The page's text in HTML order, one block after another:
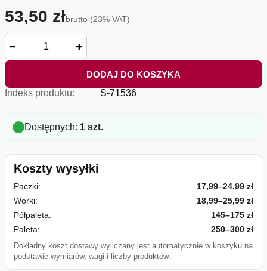
53,50 złbrutto (23% VAT)
− +
DODAJ DO KOSZYKA
Indeks produktu:
S-71536
Dostępnych: 1 szt.
Koszty wysyłki
Paczki:
17,99–24,99 zł
Worki:
18,99–25,99 zł
Półpaleta:
145–175 zł
Paleta:
250–300 zł
Dokładny koszt dostawy wyliczany jest automatycznie w koszyku na
podstawie wymiarów, wagi i liczby produktów.